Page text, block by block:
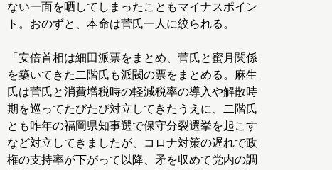
ない一面を晒してしまったこともマイナスポイン
ト。おのずと、本命は菅氏一人に絞られる。
「安倍首相は細田派票をまとめ、菅氏と蜜月関係
を築いてきた二階氏も派閥の票をまとめる。麻生
氏は菅氏と消費増税時の軽減税率の導入や解散時
期を巡ってたびたび対立してきたうえに、二階氏
とも昨年の福岡県知事選で保守分裂選挙を起こす
など対立してきましたが、コロナ対策の遅れで政
権の支持率が下がって以降、矛を収めて党内の調